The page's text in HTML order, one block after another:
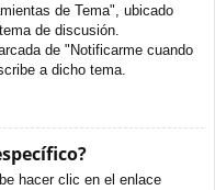
de Tema", ubicado
de discusión.
de "Notificarme cuando
a dicho tema.
hacer clic en el enlace